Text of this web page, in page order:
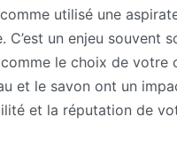
utilisé une
C’est un enjeu souvent
le choix de votre
et le savon ont un
et la réputation de